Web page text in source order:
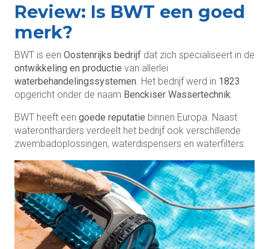
Review: Is BWT een goed
merk?
BWT is een Oostenrijks bedrijf dat zich specialiseert in de
ontwikkeling en productie van allerlei
waterbehandelingssystemen. Het bedrijf werd in 1823
opgericht onder de naam Benckiser Wassertechnik.
BWT heeft een goede reputatie binnen Europa. Naast
waterontharders verdeelt het bedrijf ook verschillende
zwembadoplossingen, waterdispensers en waterfilters.